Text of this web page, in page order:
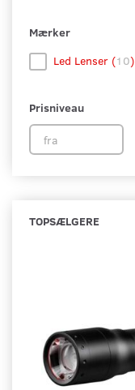
Mærker
Led Lenser (10)
Prisniveau
TOPSÆLGERE